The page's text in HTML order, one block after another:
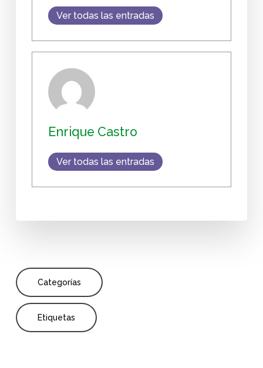
Ver todas las entradas
Enrique Castro
Ver todas las entradas
Categorías
Etiquetas